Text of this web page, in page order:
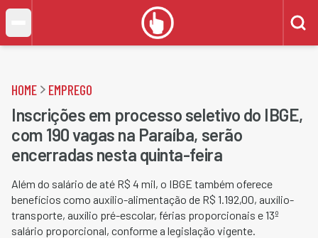
HOME EMPREGO
Inscrições em processo seletivo do IBGE,
com 190 vagas na Paraíba, serão
encerradas nesta quinta-feira
Além do salário de até R$ 4 mil, o IBGE também oferece
benefícios como auxílio-alimentação de R$ 1.192,00, auxílio-
transporte, auxílio pré-escolar, férias proporcionais e 13º
salário proporcional, conforme a legislação vigente.